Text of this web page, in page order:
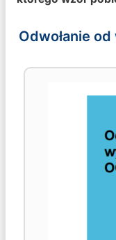
Odwołanie